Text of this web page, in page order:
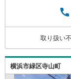
色々廻っ
せていた
取り扱い
横浜市緑区寺山町